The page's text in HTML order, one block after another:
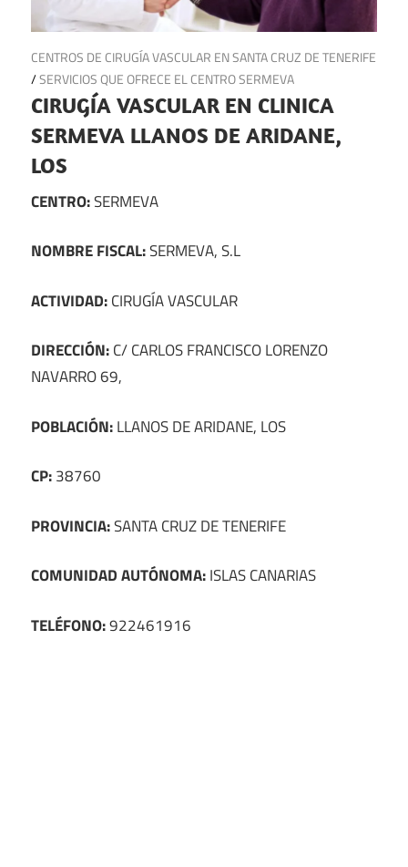
28 de agosto de 2024
CENTROS DE CIRUGÍA VASCULAR EN SANTA CRUZ DE TENERIFE
/SERVICIOS QUE OFRECE EL CENTRO SERMEVA
CIRUGÍA VASCULAR EN CLINICA
SERMEVA LLANOS DE ARIDANE,
LOS
CENTRO:SERMEVA
NOMBRE FISCAL:SERMEVA, S.L
ACTIVIDAD:CIRUGÍA VASCULAR
DIRECCIÓN:C/ CARLOS FRANCISCO LORENZO
NAVARRO 69,
POBLACIÓN:LLANOS DE ARIDANE, LOS
CP:38760
PROVINCIA:SANTA CRUZ DE TENERIFE
COMUNIDAD AUTÓNOMA:ISLAS CANARIAS
TELÉFONO:922461916